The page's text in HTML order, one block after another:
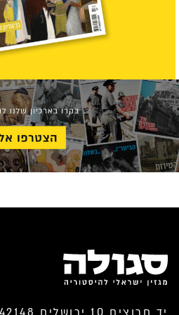
יד חרוצים 10 ירושלים 9342148